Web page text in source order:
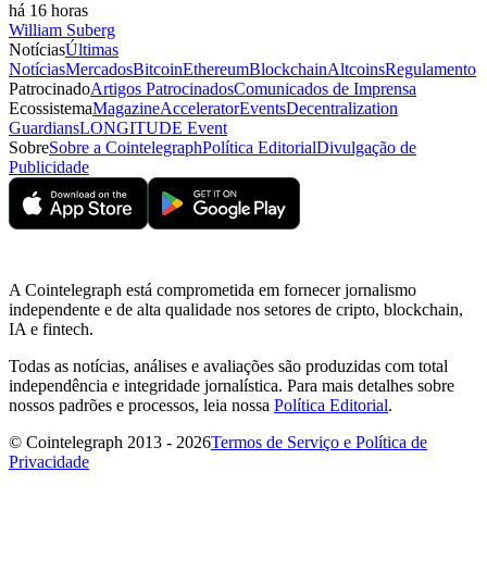
há 16 horas
William Suberg
NotíciasÚltimas
NotíciasMercadosBitcoinEthereumBlockchainAltcoinsRegulamento
PatrocinadoArtigos PatrocinadosComunicados de Imprensa
EcossistemaMagazineAcceleratorEventsDecentralization
GuardiansLONGITUDE Event
SobreSobre a CointelegraphPolítica EditorialDivulgação de
Publicidade
A Cointelegraph está comprometida em fornecer jornalismo
independente e de alta qualidade nos setores de cripto, blockchain,
IA e fintech.
Todas as notícias, análises e avaliações são produzidas com total
independência e integridade jornalística. Para mais detalhes sobre
nossos padrões e processos, leia nossa Política Editorial.
© Cointelegraph 2013 - 2026Termos de Serviço e Política de
Privacidade